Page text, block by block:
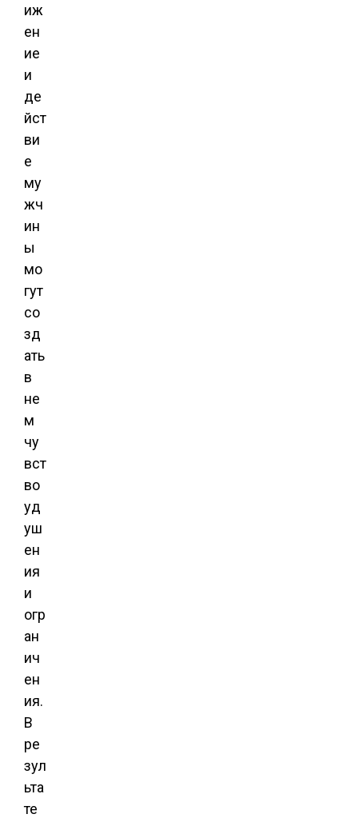
иж
ен
ие
и
де
йст
ви
е
му
жч
ин
ы
мо
гут
со
зд
ать
в
не
м
чу
вст
во
уд
уш
ен
ия
и
огр
ан
ич
ен
ия.
В
ре
зул
ьта
те